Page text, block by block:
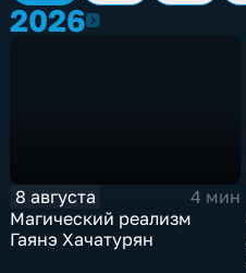
20262026
8 августа
4 мин
Магический реализм
Гаянэ Хачатурян